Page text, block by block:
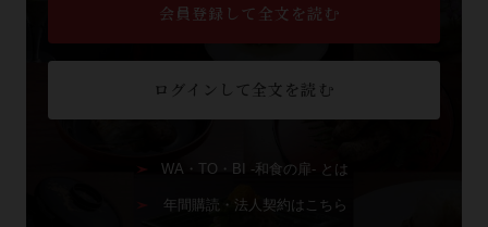
会員登録して全文を読む
ログインして全文を読む
WA・TO・BI -和食の扉- とは
年間購読・法人契約はこちら